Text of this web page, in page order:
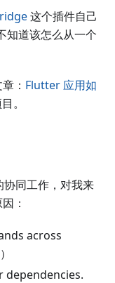
这个插件自己
知道该怎么从一个
： Flutter 应用如
。
同工作，对我来
：
across
dependencies.